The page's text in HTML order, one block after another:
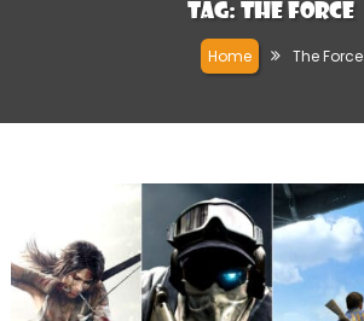
Tag: The Force
Home The Force